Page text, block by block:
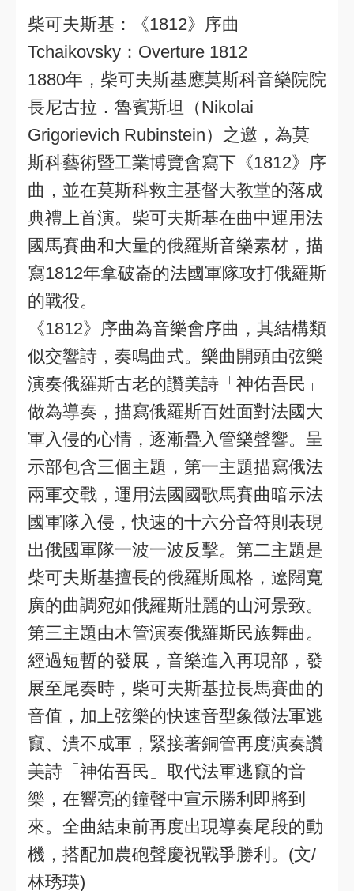
柴可夫斯基：《1812》序曲
Tchaikovsky：Overture 1812
1880年，柴可夫斯基應莫斯科音樂院院
長尼古拉．魯賓斯坦（Nikolai
Grigorievich Rubinstein）之邀，為莫
斯科藝術暨工業博覽會寫下《1812》序
曲，並在莫斯科救主基督大教堂的落成
典禮上首演。柴可夫斯基在曲中運用法
國馬賽曲和大量的俄羅斯音樂素材，描
寫1812年拿破崙的法國軍隊攻打俄羅斯
的戰役。
《1812》序曲為音樂會序曲，其結構類
似交響詩，奏鳴曲式。樂曲開頭由弦樂
演奏俄羅斯古老的讚美詩「神佑吾民」
做為導奏，描寫俄羅斯百姓面對法國大
軍入侵的心情，逐漸疊入管樂聲響。呈
示部包含三個主題，第一主題描寫俄法
兩軍交戰，運用法國國歌馬賽曲暗示法
國軍隊入侵，快速的十六分音符則表現
出俄國軍隊一波一波反擊。第二主題是
柴可夫斯基擅長的俄羅斯風格，遼闊寬
廣的曲調宛如俄羅斯壯麗的山河景致。
第三主題由木管演奏俄羅斯民族舞曲。
經過短暫的發展，音樂進入再現部，發
展至尾奏時，柴可夫斯基拉長馬賽曲的
音值，加上弦樂的快速音型象徵法軍逃
竄、潰不成軍，緊接著銅管再度演奏讚
美詩「神佑吾民」取代法軍逃竄的音
樂，在響亮的鐘聲中宣示勝利即將到
來。全曲結束前再度出現導奏尾段的動
機，搭配加農砲聲慶祝戰爭勝利。(文/
林琇瑛)